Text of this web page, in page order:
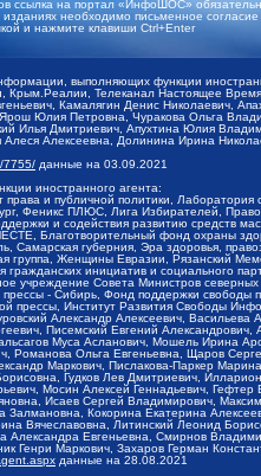
ссылка на портал «ИнфоШОС»
необходимо письменное
и нажмите клавиши Ctrl+Enter
выполняющих функции
Крым.Реалии, Телеканал Настоящее
Камалягин Денис Николаевич,
Юлия Петровна, Чуракова Ольга
Илья Дмитриевич, Апухтина Юлия
Алексеевна, Долинина Ирина
7755/ данные на 03.09.2021
иностранного агента:
права и публичной политики,
Феникс ПЛЮС, Лига Избирателей,
и содействия развитию средств
Благотворительный фонд охраны
Самарская губерния, Эра здоровья,
группа, Женщины Евразии, Рязанский
гражданских инициатив и социального
Совета Министров северных
- Сибирь, Фонд поддержки
прессы, Институт Развития Свободы
Александр Алексеевич,
Писемский Евгений
Муса Асланович, Мошель Ирина
Романова Ольга Евгеньевна, Щаров
Маркович, Пислакова-Паркер
Гудков Лев Дмитриевич,
Мосин Алексей Геннадьевич,
Исаев Сергей Владимирович,
Кокорина Екатерина
Вячеславовна, Литинский Леонид
Александра Евгеньевна, Смирнов
Генри Маркович, Захаров Герман
данные на 28.08.2021